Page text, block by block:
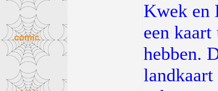
Kwek en
een
hebben.